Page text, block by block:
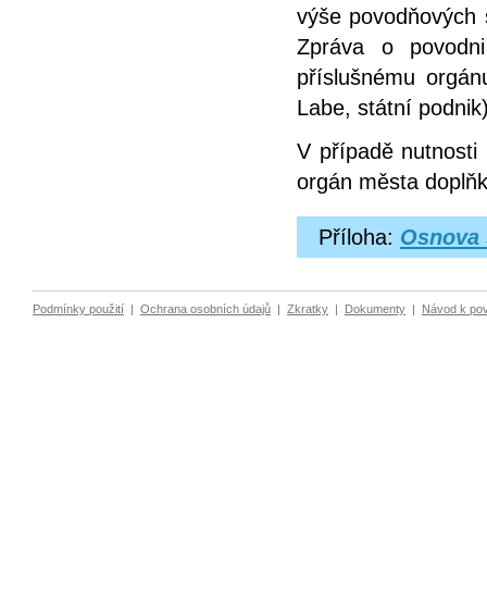
výše
Zpráva o
příslušnému
Labe, státní
V případě nutnosti
orgán města
Příloha:
Podmínky použití Ochrana osobních údajů Zkratky Dokumenty Návod k